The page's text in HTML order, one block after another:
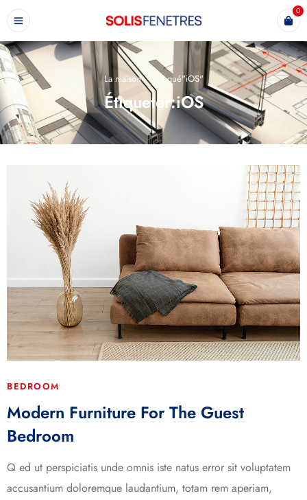
0
La maison › Tagué"iOS"
Étiqueter:iOS
BEDROOM
Modern Furniture For The Guest
Bedroom
Q ed ut perspiciatis unde omnis iste natus error sit voluptatem
accusantium doloremque laudantium, totam rem aperiam,